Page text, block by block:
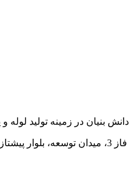
و پروفیل فولادی می‌باشد که از سال